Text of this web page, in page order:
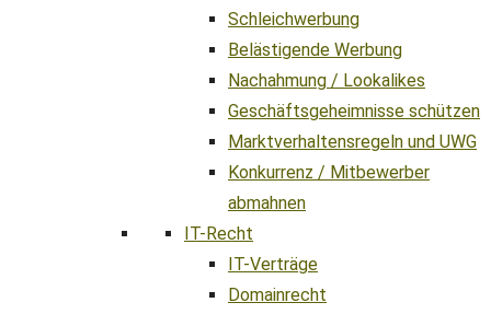
Schleichwerbung
Belästigende Werbung
Nachahmung / Lookalikes
Geschäftsgeheimnisse schützen
Marktverhaltensregeln und UWG
Konkurrenz / Mitbewerber
abmahnen
IT-Recht
IT-Verträge
Domainrecht